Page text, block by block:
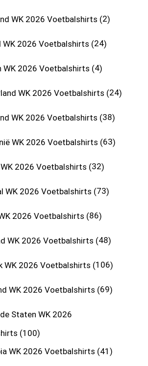
WK 2026 Voetbalshirts 2
WK 2026 Voetbalshirts 24
WK 2026 Voetbalshirts 4
WK 2026 Voetbalshirts 24
WK 2026 Voetbalshirts 38
WK 2026 Voetbalshirts 63
2026 Voetbalshirts 32
WK 2026 Voetbalshirts 73
2026 Voetbalshirts 86
WK 2026 Voetbalshirts 48
WK 2026 Voetbalshirts 106
WK 2026 Voetbalshirts 69
Staten WK 2026
100
WK 2026 Voetbalshirts 41